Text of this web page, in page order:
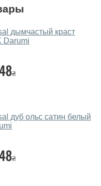
дымчастый краст
Darumi
₴
дуб ольс сатин белый
₴